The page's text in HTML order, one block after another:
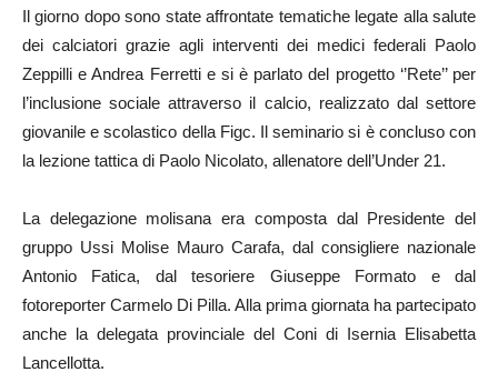
Il giorno dopo sono state affrontate tematiche legate alla salute
dei calciatori grazie agli interventi dei medici federali Paolo
Zeppilli e Andrea Ferretti e si è parlato del progetto ‘’Rete’’ per
l’inclusione sociale attraverso il calcio, realizzato dal settore
giovanile e scolastico della Figc. Il seminario si è concluso con
la lezione tattica di Paolo Nicolato, allenatore dell’Under 21.
La delegazione molisana era composta dal Presidente del
gruppo Ussi Molise Mauro Carafa, dal consigliere nazionale
Antonio Fatica, dal tesoriere Giuseppe Formato e dal
fotoreporter Carmelo Di Pilla. Alla prima giornata ha partecipato
anche la delegata provinciale del Coni di Isernia Elisabetta
Lancellotta.